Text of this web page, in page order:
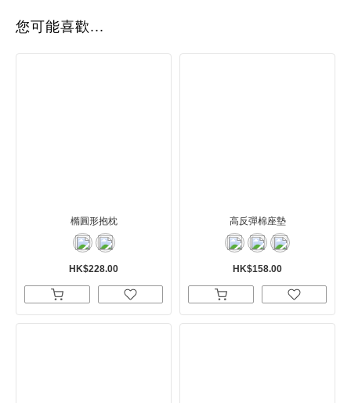
您可能喜歡...
橢圓形抱枕
HK$228.00
高反彈棉座墊
HK$158.00